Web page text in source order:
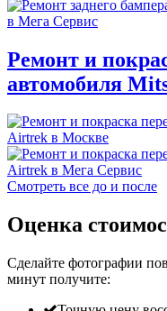
Ремонт и
автомобиля
Смотреть все до и после
Оценка
Сделайте фотографии
минут получите: